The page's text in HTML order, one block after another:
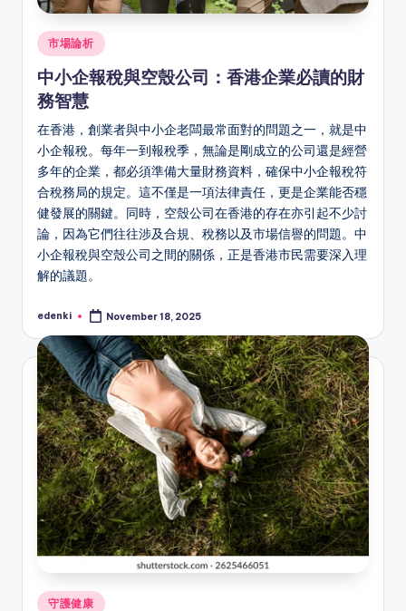
Posted
in
市場論析
中小企報稅與空殼公司：香港企業必讀的財
務智慧
在香港，創業者與中小企老闆最常面對的問題之一，就是中
小企報稅。每年一到報稅季，無論是剛成立的公司還是經營
多年的企業，都必須準備大量財務資料，確保中小企報稅符
合稅務局的規定。這不僅是一項法律責任，更是企業能否穩
健發展的關鍵。同時，空殼公司在香港的存在亦引起不少討
論，因為它們往往涉及合規、稅務以及市場信譽的問題。中
小企報稅與空殼公司之間的關係，正是香港市民需要深入理
解的議題。
Posted
edenki November 18, 2025
Posted
守護健康